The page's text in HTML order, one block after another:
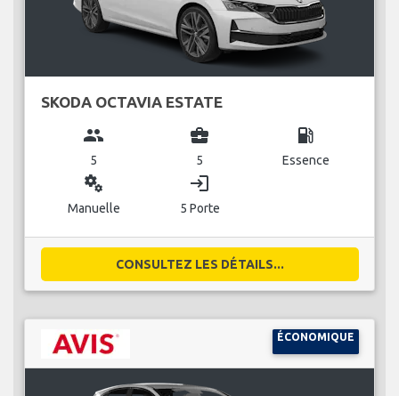
SKODA OCTAVIA ESTATE
group
5
business_center
5
local_gas_station
Essence
miscellaneous_services
Manuelle
login
5 Porte
CONSULTEZ LES DÉTAILS...
ÉCONOMIQUE